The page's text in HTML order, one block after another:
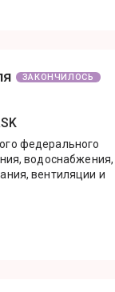
ЗАКОНЧИЛОСЬ
федерального
водоснабжения,
вентиляции и